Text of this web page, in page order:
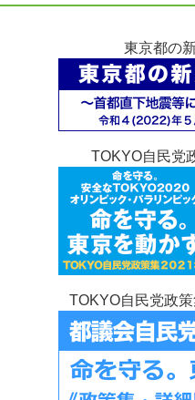
東京都の
TOKYO自民党
TOKYO自民党政